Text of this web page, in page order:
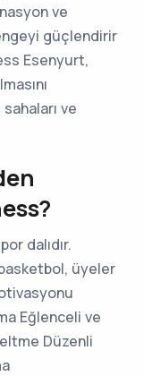
ve
güçlendirir
Esenyurt,
ve
dalıdır.
üyeler
Eğlenceli ve
Düzenli